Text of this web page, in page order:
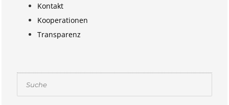
Kontakt
Kooperationen
Transparenz